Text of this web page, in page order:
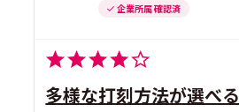
企業所属 確認済
多様な打刻方法が選べる